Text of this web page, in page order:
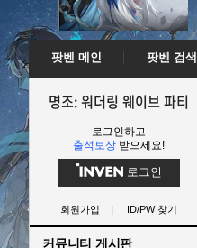
팟벤 메인 팟벤 검색
명조: 워더링 웨이브 파티
로그인하고
출석보상 받으세요!
로그인
회원가입 ID/PW 찾기
커뮤니티 게시판